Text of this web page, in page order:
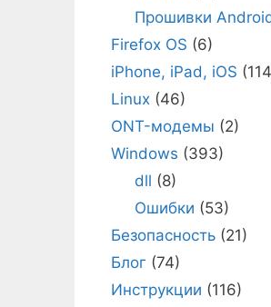
Прошивки
Firefox OS (6)
iPhone, iPad, iOS
Linux (46)
ONT-модемы (2)
Windows (393)
dll (8)
Ошибки (53)
Безопасность (21)
Блог (74)
Инструкции (116)